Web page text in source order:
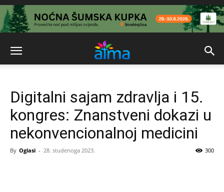
Digitalni sajam zdravlja i 15.
kongres: Znanstveni dokazi u
nekonvencionalnoj medicini
By Oglasi - 28. studenoga 2023. 300